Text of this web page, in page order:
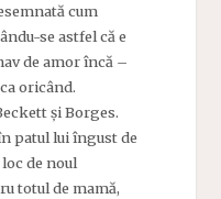
cum
se astfel că e
de amor încă –
oricând.
și Borges.
patul lui îngust de
de noul
totul de mamă,